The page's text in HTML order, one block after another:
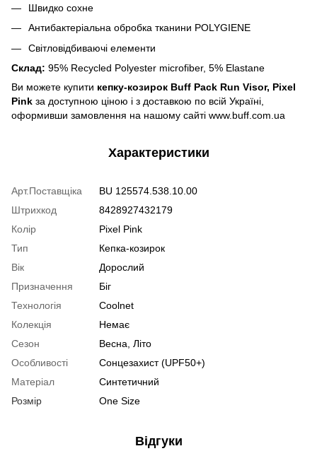
Швидко сохне
Антибактеріальна обробка тканини POLYGIENE
Світловідбиваючі елементи
Склад: 95% Recycled Polyester microfiber, 5% Elastane
Ви можете купити кепку-козирок Buff Pack Run Visor, Pixel
Pink за доступною ціною і з доставкою по всій Україні,
оформивши замовлення на нашому сайті www.buff.com.ua
Характеристики
Арт.Поставщіка
BU 125574.538.10.00
Штрихкод
8428927432179
Колір
Pixel Pink
Тип
Кепка-козирок
Вік
Дорослий
Призначення
Біг
Технологія
Coolnet
Колекція
Немає
Сезон
Весна, Літо
Особливості
Сонцезахист (UPF50+)
Матеріал
Синтетичний
Розмір
One Size
Відгуки